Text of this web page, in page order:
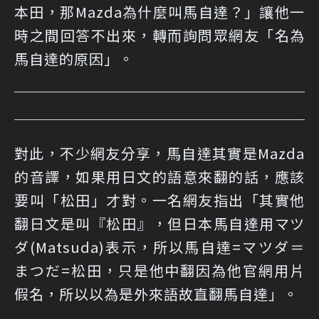
本田，那Mazda為什麼叫馬自達？」讓他一
時之間回答不出來，轉而詢問眾網友「名為
馬自達的原因」。
對此，不少網友分享，馬自達其實是Mazda
的音譯，如果用日文的語意來翻的話，應該
要叫「松田」才對。一名網友指出「其實他
翻日文是叫『松田』，但日本馬自達用マツ
ダ(Matsuda)表示，所以馬自達=マツダ＝
まつだ=松田，只是他中翻因為他官網用片
假名，所以以為是外來語故直翻馬自達」。